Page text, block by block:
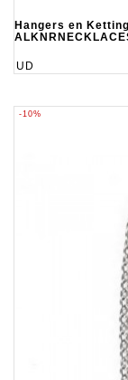
Hangers en
UD
-10%